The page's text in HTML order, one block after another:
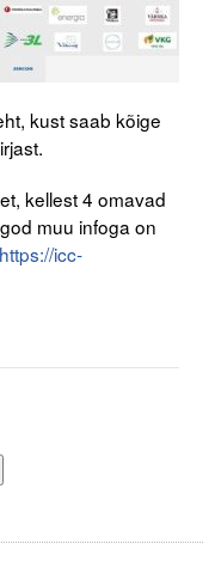
kust saab kõige
kellest 4 omavad
muu infoga on
https://icc-